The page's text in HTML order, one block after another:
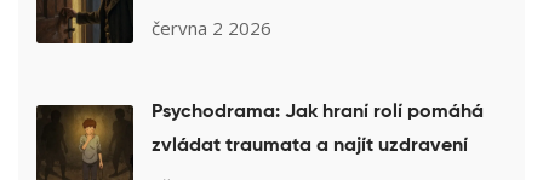
června 2 2026
Psychodrama: Jak hraní rolí pomáhá
zvládat traumata a najít uzdravení